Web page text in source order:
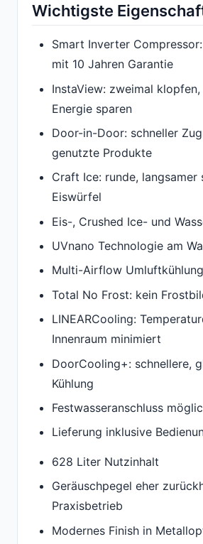
Wichtigste
Smart Inverter
mit 10 Jahren Garantie
InstaView: zweimal klopfen,
Energie sparen
Door-in-Door: schneller
genutzte Produkte
Craft Ice: runde, langsamer
Eiswürfel
Eis-, Crushed Ice- und
UVnano Technologie am
Multi-Airflow Umluftkühlung
Total No Frost: kein
LINEARCooling:
Innenraum minimiert
DoorCooling+: schnellere,
Kühlung
Festwasseranschluss
Lieferung inklusive
628 Liter Nutzinhalt
Geräuschpegel eher
Praxisbetrieb
Modernes Finish in